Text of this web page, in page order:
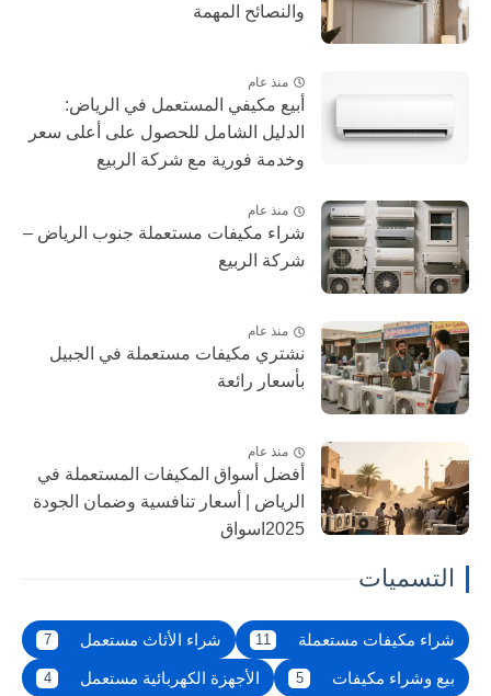
والنصائح المهمة
منذ عام
أبيع مكيفي المستعمل في الرياض:
الدليل الشامل للحصول على أعلى سعر
وخدمة فورية مع شركة الربيع
منذ عام
شراء مكيفات مستعملة جنوب الرياض –
شركة الربيع
منذ عام
نشتري مكيفات مستعملة في الجبيل
بأسعار رائعة
منذ عام
أفضل أسواق المكيفات المستعملة في
الرياض | أسعار تنافسية وضمان الجودة
2025اسواق
التسميات
شراء مكيفات مستعملة 11 شراء الأثاث مستعمل
بيع وشراء مكيفات الأجهزة الكهربائية مستعمل